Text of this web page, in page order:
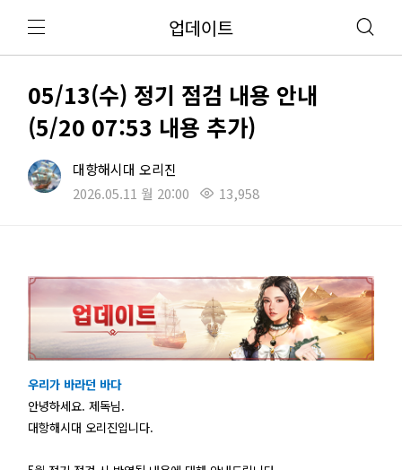
업데이트
05/13(수) 정기 점검 내용 안내
(5/20 07:53 내용 추가)
대항해시대 오리진
2026.05.11 월 20:00
13,958
우리가 바라던 바다
안녕하세요. 제독님.
대항해시대 오리진입니다.